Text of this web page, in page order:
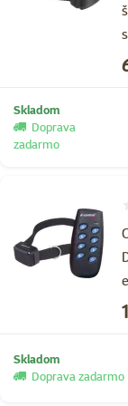
Skladom
Doprava
zadarmo
Skladom
Doprava zadarmo